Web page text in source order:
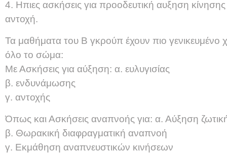
4. Ηπιες ασκήσεις για προοδευτική αυξηση
αντοχή.
Τα μαθήματα του Β γκρούπ έχουν πιο γενικευμένο
όλο το σώμα:
Με Ασκήσεις για αύξηση: α. ευλυγισίας
β. ενδυνάμωσης
γ. αντοχής
Όπως και Ασκήσεις αναπνοής για: α. Αύξηση
β. Θωρακική διαφραγματική αναπνοή
γ. Εκμάθηση αναπνευστικών κινήσεων